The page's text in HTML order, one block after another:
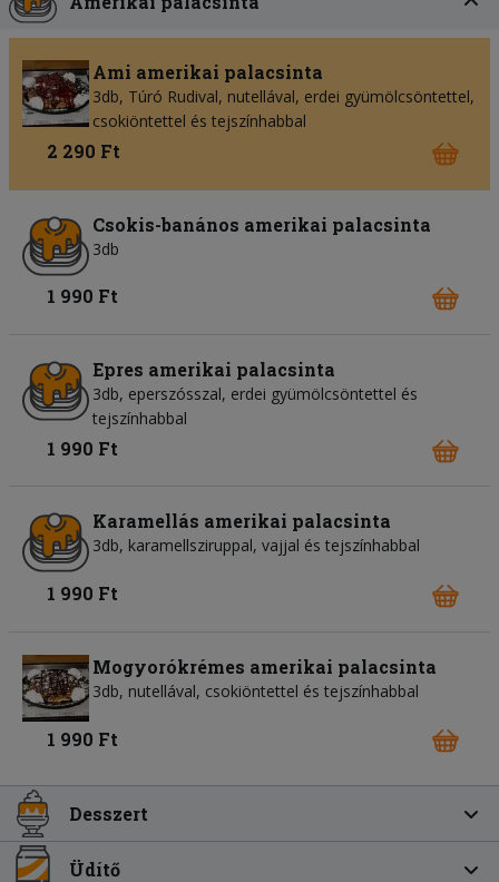
Ami amerikai palacsinta
3db, Túró Rudival, nutellával, erdei gyümölcsöntettel,
csokiöntettel és tejszínhabbal
2 290 Ft
Csokis-banános amerikai palacsinta
3db
1 990 Ft
Epres amerikai palacsinta
3db, eperszósszal, erdei gyümölcsöntettel és
tejszínhabbal
1 990 Ft
Karamellás amerikai palacsinta
3db, karamellsziruppal, vajjal és tejszínhabbal
1 990 Ft
Mogyorókrémes amerikai palacsinta
3db, nutellával, csokiöntettel és tejszínhabbal
1 990 Ft
Desszert
Üdítő